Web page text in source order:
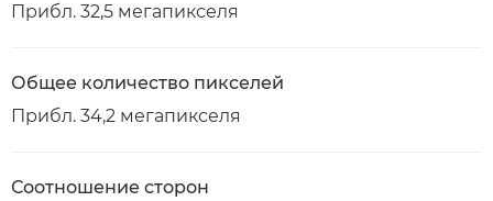
Прибл. 32,5 мегапикселя
Общее количество пикселей
Прибл. 34,2 мегапикселя
Соотношение сторон